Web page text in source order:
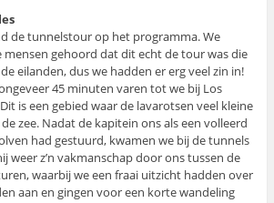
de tunnelstour op het programma. We
mensen gehoord dat dit echt de tour was die
eilanden, dus we hadden er erg veel zin in!
45 minuten varen tot we bij Los
is een gebied waar de lavarotsen veel kleine
zee. Nadat de kapitein ons als een volleerd
had gestuurd, kwamen we bij de tunnels
weer z’n vakmanschap door ons tussen de
waarbij we een fraai uitzicht hadden over
aan en gingen voor een korte wandeling